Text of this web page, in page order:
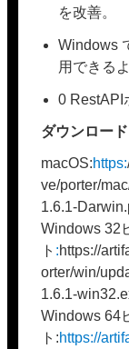
を改善。
Windows
用できる
0 RestAPI
ダウンロード
macOS:https:
ve/porter/
1.6.1-
Windows 32
ト :https://
orter/win/
1.6.1-
Windows 64
ト:https://